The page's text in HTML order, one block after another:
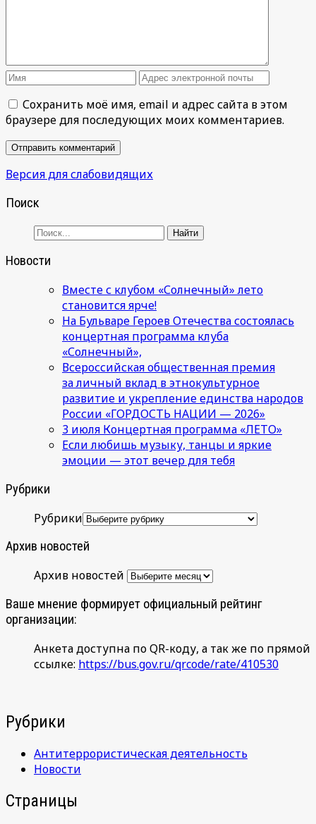
Сохранить моё имя, email и адрес сайта в этом
браузере для последующих моих комментариев.
Версия для слабовидящих
Поиск
Новости
Вместе с клубом «Солнечный» лето
становится ярче!
На Бульваре Героев Отечества состоялась
концертная программа клуба
«Солнечный»,
Всероссийская общественная премия
за личный вклад в этнокультурное
развитие и укрепление единства народов
России «ГОРДОСТЬ НАЦИИ — 2026»
3 июля Концертная программа «ЛЕТО»
Если любишь музыку, танцы и яркие
эмоции — этот вечер для тебя
Рубрики
Рубрики
Архив новостей
Архив новостей
Ваше мнение формирует официальный рейтинг
организации:
Анкета доступна по QR-коду, а так же по прямой
ссылке: https://bus.gov.ru/qrcode/rate/410530
Рубрики
Антитеррористическая деятельность
Новости
Страницы